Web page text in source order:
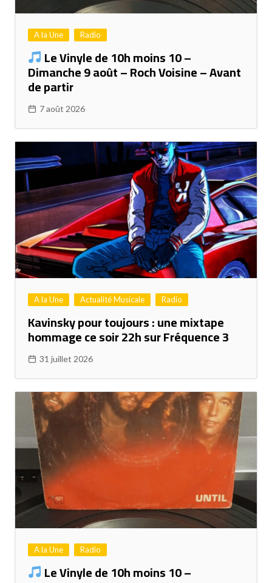
A la Une Radio
Le Vinyle de 10h moins 10 –
Dimanche 9 août – Roch Voisine – Avant
de partir
7 août 2026
A la Une Actualité Musicale Radio
Kavinsky pour toujours : une mixtape
hommage ce soir 22h sur Fréquence 3
31 juillet 2026
A la Une Radio
Le Vinyle de 10h moins 10 –